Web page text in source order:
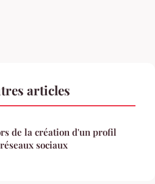
articles
de la création d'un profil
sociaux